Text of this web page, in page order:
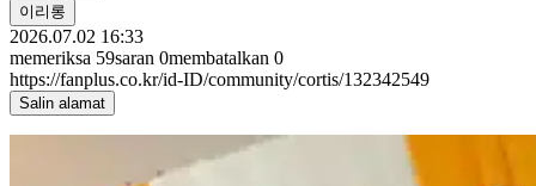
이리롱
2026.07.02 16:33
memeriksa 59saran 0membatalkan 0
https://fanplus.co.kr/id-ID/community/cortis/132342549
Salin alamat